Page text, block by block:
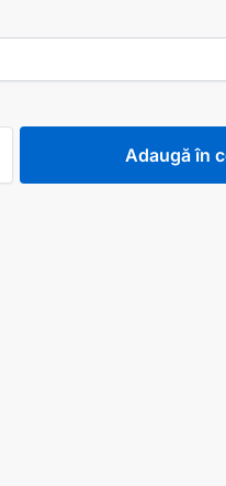
Adaugă în